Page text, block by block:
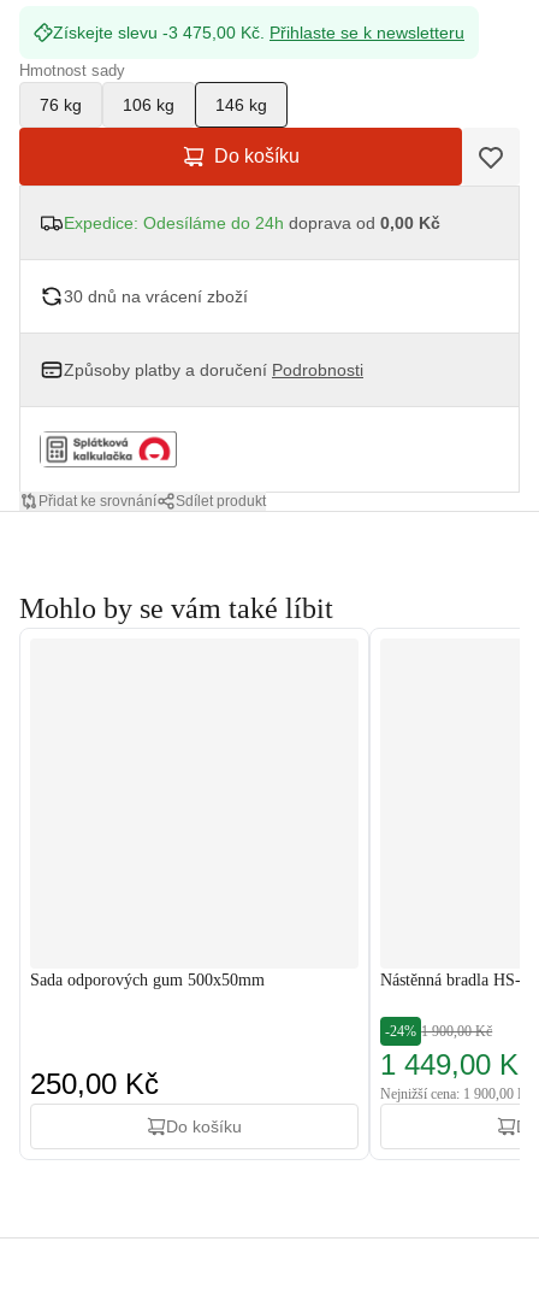
Získejte slevu -3 475,00 Kč. Přihlaste se k newsletteru
Hmotnost sady
76 kg 106 kg 146 kg
Do košíku
Expedice: Odesíláme do 24h doprava od 0,00 Kč
30 dnů na vrácení zboží
Způsoby platby a doručení Podrobnosti
Přidat ke srovnání Sdílet produkt
Mohlo by se vám také líbit
Sada odporových gum 500x50mm
250,00 Kč
Do košíku
Nástěnná bradla HS-
-24% 1 900,00 Kč
1 449,00 Kč
Nejnižší cena: 1 900,00 Kč